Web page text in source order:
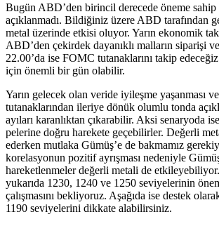
Bugün ABD’den birincil derecede öneme
açıklanmadı. Bildiğiniz üzere ABD tarafından
metal üzerinde etkisi oluyor. Yarın ekonomik
ABD’den çekirdek dayanıklı malların siparişi
22.00’da ise FOMC tutanaklarını takip
için önemli bir gün olabilir.
Yarın gelecek olan veride iyileşme yaşanması
tutanaklarından ileriye dönük olumlu tonda
ayıları karanlıktan çıkarabilir. Aksi senaryoda
pelerine doğru harekete geçebilirler. Değerli
ederken mutlaka Gümüş’e de bakmamız
korelasyonun pozitif ayrışması nedeniyle
hareketlenmeler değerli metali de
yukarıda 1230, 1240 ve 1250 seviyelerinin
çalışmasını bekliyoruz. Aşağıda ise destek
1190 seviyelerini dikkate alabilirsiniz.